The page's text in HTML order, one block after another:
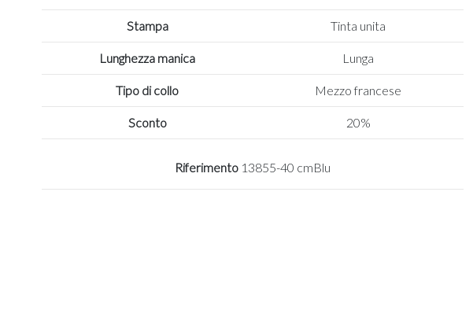
Stampa Tinta unita
Lunghezza manica Lunga
Tipo di collo Mezzo francese
Sconto 20%
Riferimento 13855-40 cmBlu